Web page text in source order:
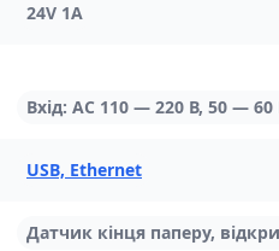
24V 1A
Вхід: AC 110 — 220 В, 50 —
USB, Ethernet
Датчик кінця паперу,